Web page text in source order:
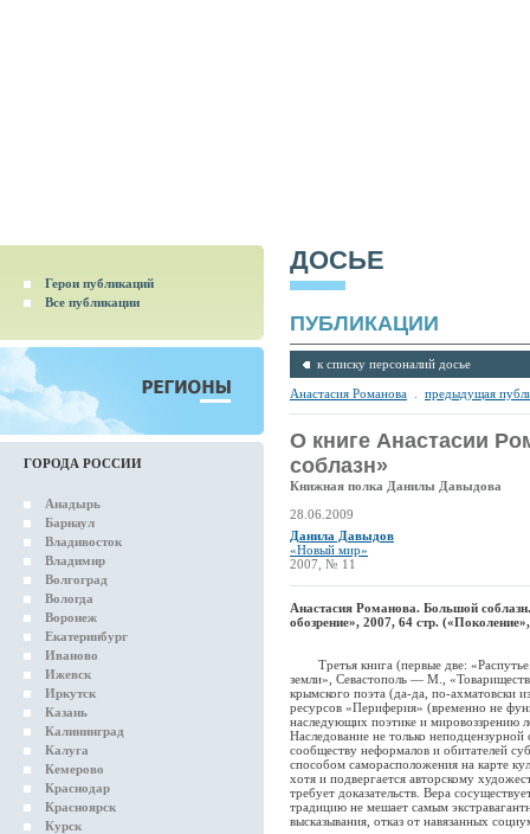
Герои публикаций
Все публикации
ГОРОДА РОССИИ
Анадырь
Барнаул
Владивосток
Владимир
Волгоград
Вологда
Воронеж
Екатеринбург
Иваново
Ижевск
Иркутск
Казань
Калининград
Калуга
Кемерово
Краснодар
Красноярск
Курск
ДОСЬЕ
ПУБЛИКАЦИИ
к списку персоналий досье
Анастасия Романова предыдущая
О книге Анастасии
соблазн»
Книжная полка Данилы Давыдова
28.06.2009
Данила Давыдов
«Новый мир»
2007, № 11
Анастасия Романова. Большой
обозрение», 2007, 64 стр.
Третья книга (первые две:
земли», Севастополь — М.,
крымского поэта (да-да, по-ахматовски
ресурсов «Периферия» (временно не
наследующих поэтике и мировоззрению
Наследование не только
сообществу неформалов и обитателей
способом саморасположения на карте
хотя и подвергается авторскому
требует доказательств. Вера
традицию не мешает самым
высказывания, отказ от навязанных